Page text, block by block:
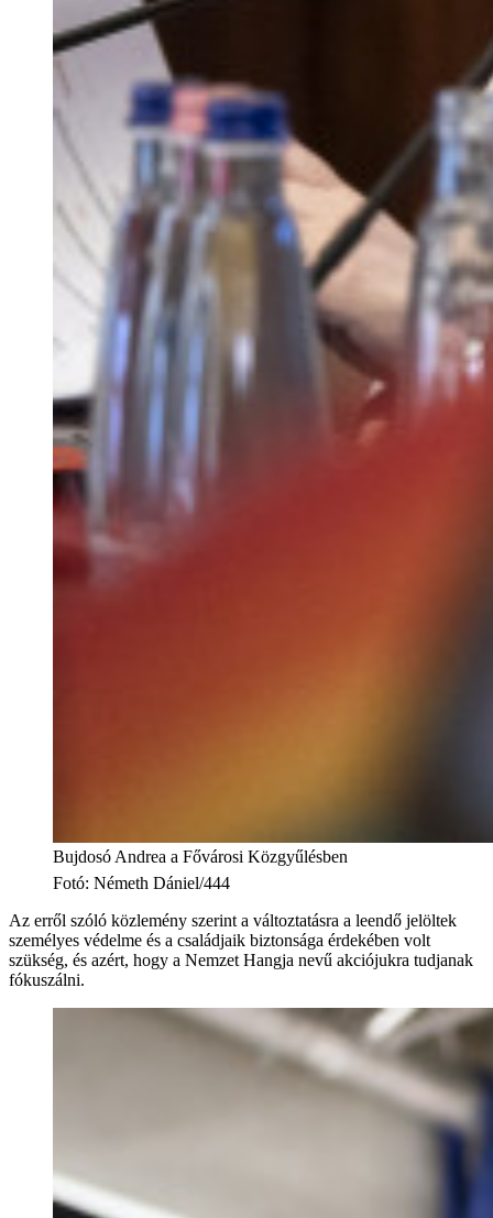
Bujdosó Andrea a Fővárosi Közgyűlésben
Fotó: Németh Dániel/444
Az erről szóló közlemény szerint a változtatásra a leendő jelöltek
személyes védelme és a családjaik biztonsága érdekében volt
szükség, és azért, hogy a Nemzet Hangja nevű akciójukra tudjanak
fókuszálni.